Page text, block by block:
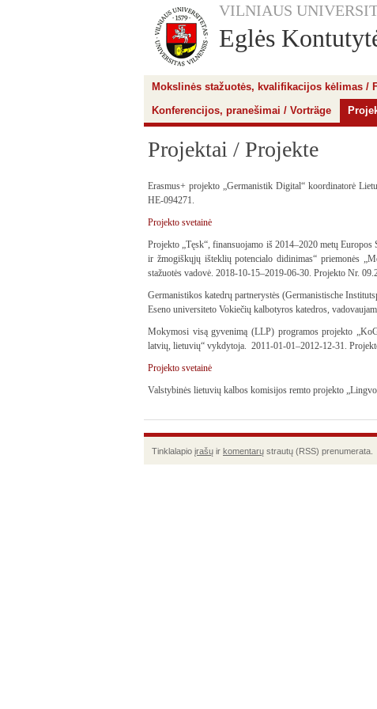
VILNIAUS
Eglės
Mokslinės stažuotės, kvalifikacijos kėlimas /
Konferencijos, pranešimai / Vorträge
Projektai / Projekte
Erasmus+ projekto „Germanistik Digital“ koordinatorė
HE-094271.
Projekto svetainė
Projekto „Tęsk“, finansuojamo iš 2014–2020 metų
ir žmogiškųjų išteklių potencialo didinimas“ priemonės
stažuotės vadovė. 2018-10-15–2019-06-30. Projekto Nr.
Germanistikos katedrų partnerystės (Germanistische
Eseno universiteto Vokiečių kalbotyros katedros,
Mokymosi visą gyvenimą (LLP) programos projekto
latvių, lietuvių“ vykdytoja. 2011-01-01–2012-12-31.
Projekto svetainė
Valstybinės lietuvių kalbos komisijos remto projekto
Tinklalapio įrašų ir komentarų strautų (RSS) prenumerata.